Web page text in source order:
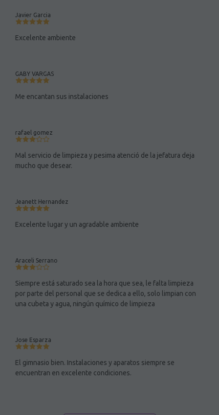
Javier Garcia
Excelente ambiente
GABY VARGAS
Me encantan sus instalaciones
rafael gomez
Mal servicio de limpieza y pesima atenció de la jefatura deja
mucho que desear.
Jeanett Hernandez
Excelente lugar y un agradable ambiente
Araceli Serrano
Siempre está saturado sea la hora que sea, le falta limpieza
por parte del personal que se dedica a ello, solo limpian con
una cubeta y agua, ningún químico de limpieza
Jose Esparza
El gimnasio bien. Instalaciones y aparatos siempre se
encuentran en excelente condiciones.